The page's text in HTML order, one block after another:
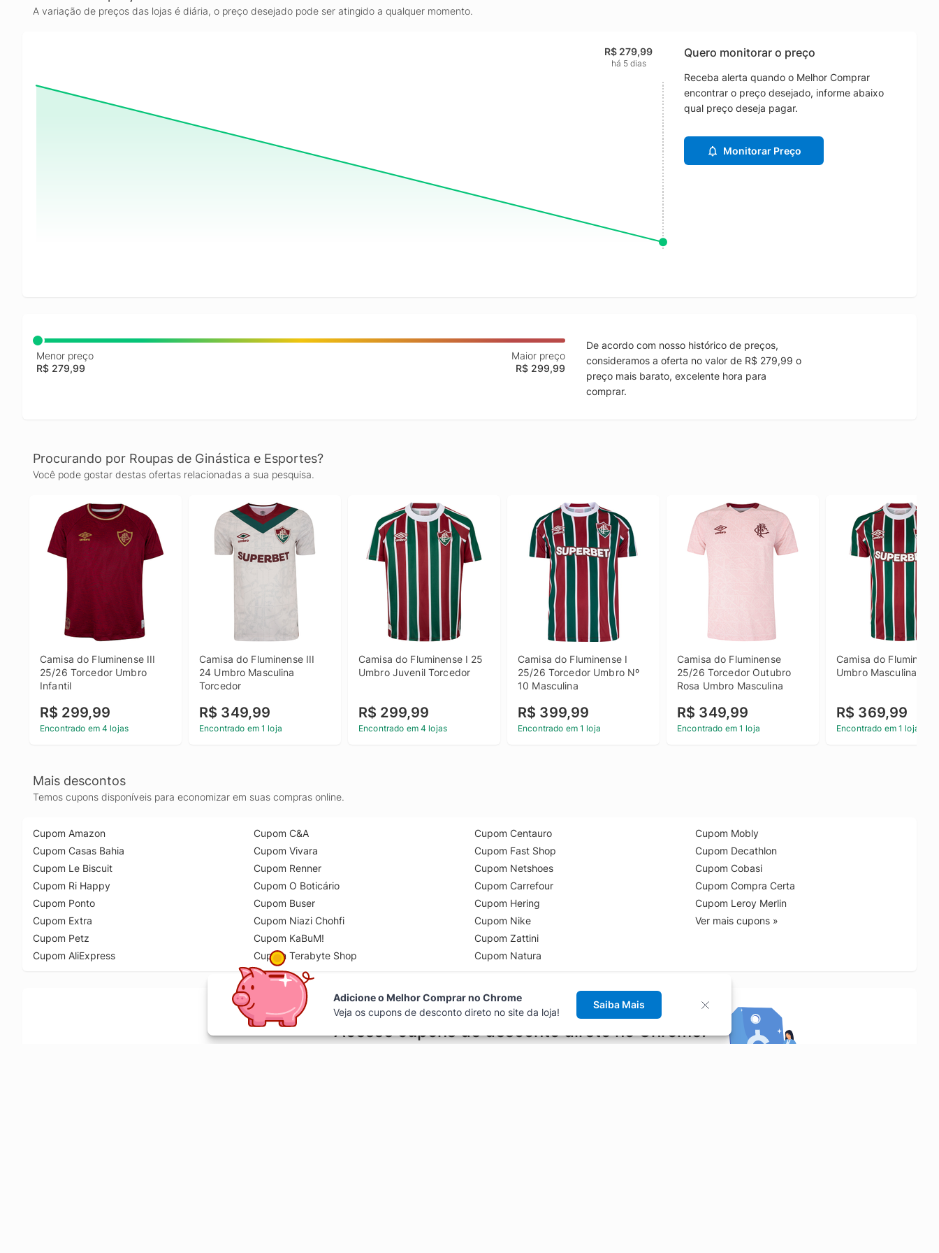
A variação de preços das lojas é diária, o preço desejado pode ser atingido a qualquer momento.
R$ 279,99
há 5 dias
Quero monitorar o preço
Receba alerta quando o Melhor Comprar
encontrar o preço desejado, informe abaixo
qual preço deseja pagar.
Monitorar Preço
Menor preço
R$ 279,99
Maior preço
R$ 299,99
De acordo com nosso histórico de preços,
consideramos a oferta no valor de R$ 279,99 o
preço mais barato, excelente hora para
comprar.
Procurando por Roupas de Ginástica e Esportes?
Você pode gostar destas ofertas relacionadas a sua pesquisa.
Camisa do Fluminense III
25/26 Torcedor Umbro
Infantil
R$ 299,99
Encontrado em 4 lojas
Camisa do Fluminense III
24 Umbro Masculina
Torcedor
R$ 349,99
Encontrado em 1 loja
Camisa do Fluminense I 25
Umbro Juvenil Torcedor
R$ 299,99
Encontrado em 4 lojas
Camisa do Fluminense I
25/26 Torcedor Umbro Nº
10 Masculina
R$ 399,99
Encontrado em 1 loja
Camisa do Fluminense
25/26 Torcedor Outubro
Rosa Umbro Masculina
R$ 349,99
Encontrado em 1 loja
Camisa do
Umbro Masculina
R$ 369,99
Encontrado em 1 loja
Mais descontos
Temos cupons disponíveis para economizar em suas compras online.
Cupom Amazon
Cupom Casas Bahia
Cupom Le Biscuit
Cupom Ri Happy
Cupom Ponto
Cupom Extra
Cupom Petz
Cupom AliExpress
Cupom C&A
Cupom Vivara
Cupom Renner
Cupom O Boticário
Cupom Buser
Cupom Niazi Chohfi
Cupom KaBuM!
Cupom Terabyte Shop
Cupom Centauro
Cupom Fast Shop
Cupom Netshoes
Cupom Carrefour
Cupom Hering
Cupom Nike
Cupom Zattini
Cupom Natura
Cupom Mobly
Cupom Decathlon
Cupom Cobasi
Cupom Compra Certa
Cupom Leroy Merlin
Ver mais cupons »
Acesse cupons de desconto direto no Chrome!
Adicione o Melhor Comprar no Chrome
Veja os cupons de desconto direto no site da loja!
Saiba Mais